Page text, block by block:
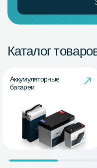
Каталог
Аккумуляторные
батареи